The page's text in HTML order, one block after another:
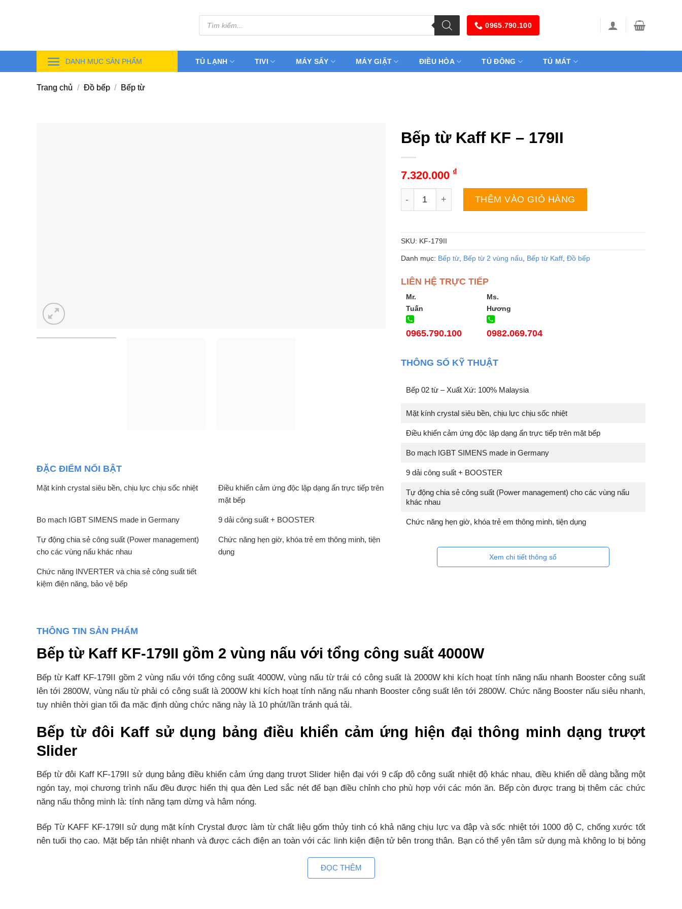
Tìm
kiếm
sản
0965.790.100
DANH MỤC SẢN PHẨM TỦ LẠNH TIVI MÁY SẤY MÁY GIẶT ĐIỀU HÒA TỦ ĐÔNG TỦ MÁT
Trang chủ / Đồ bếp / Bếp từ
ĐẶC ĐIỂM NỔI BẬT
Mặt kính crystal siêu bền, chịu lực chịu sốc nhiệt
Điều khiển cảm ứng độc lập dạng ẩn trực tiếp trên
mặt bếp
Bo mạch IGBT SIMENS made in Germany 9 dải công suất + BOOSTER
Tự động chia sẻ công suất (Power management)
cho các vùng nấu khác nhau
Chức năng hẹn giờ, khóa trẻ em thông minh, tiện
dụng
Chức năng INVERTER và chia sẻ công suất tiết
kiệm điện năng, bảo vệ bếp
Bếp từ Kaff KF – 179II
7.320.000 ₫
Bếp từ Kaff KF - 179II số lượng
THÊM VÀO GIỎ HÀNG
SKU: KF-179II
Danh mục: Bếp từ, Bếp từ 2 vùng nấu Bếp từ Kaff, Đồ bếp
LIÊN HỆ TRỰC TIẾP
Mr.
Tuấn
0965.790.100
Ms.
Hương
0982.069.704
THÔNG SỐ KỸ THUẬT
Bếp 02 từ – Xuất Xứ: 100% Malaysia
Mặt kính crystal siêu bền, chịu lực chịu sốc nhiệt
Điều khiển cảm ứng độc lập dạng ẩn trực tiếp trên mặt bếp
Bo mạch IGBT SIMENS made in Germany
9 dải công suất + BOOSTER
Tự động chia sẻ công suất (Power management) cho các vùng nấu
khác nhau
Chức năng hẹn giờ, khóa trẻ em thông minh, tiện dụng
Xem chi tiết thông số
THÔNG TIN SẢN PHẨM
Bếp từ Kaff KF-179II gồm 2 vùng nấu với tổng công suất 4000W
Bếp từ Kaff KF-179II gồm 2 vùng nấu với tổng công suất 4000W, vùng nấu từ trái có công suất là 2000W khi kích hoạt tính năng nấu nhanh Booster công suất
lên tới 2800W, vùng nấu từ phải có công suất là 2000W khi kích hoạt tính năng nấu nhanh Booster công suất lên tới 2800W. Chức năng Booster nấu siêu nhanh,
tuy nhiên thời gian tối đa mặc định dùng chức năng này là 10 phút/lần tránh quá tải.
Bếp từ đôi Kaff sử dụng bảng điều khiển cảm ứng hiện đại thông minh dạng trượt
Slider
Bếp từ đôi Kaff KF-179II sử dụng bảng điều khiển cảm ứng dạng trượt Slider hiện đại với 9 cấp độ công suất nhiệt độ khác nhau, điều khiển dễ dàng bằng một
ngón tay, mọi chương trình nấu đều được hiển thị qua đèn Led sắc nét để bạn điều chỉnh cho phù hợp với các món ăn. Bếp còn được trang bị thêm các chức
năng nấu thông minh là: tính năng tạm dừng và hâm nóng.
Bếp Từ KAFF KF-179II sử dụng mặt kính Crystal được làm từ chất liệu gốm thủy tinh có khả năng chịu lực va đập và sốc nhiệt tới 1000 độ C, chống xước tốt
nên tuổi thọ cao. Mặt bếp tản nhiệt nhanh và được cách điện an toàn với các linh kiện điện tử bên trong thân. Bạn có thể yên tâm sử dụng mà không lo bị bỏng
Đây là mặt kính chuyên dụng dành cho bếp từ, là một loại kính có chất lượng cao, rất cứng, bền và có nhiều đặc điểm nổi trội như: khả năng chịu nhiệt, khả
ĐỌC THÊM